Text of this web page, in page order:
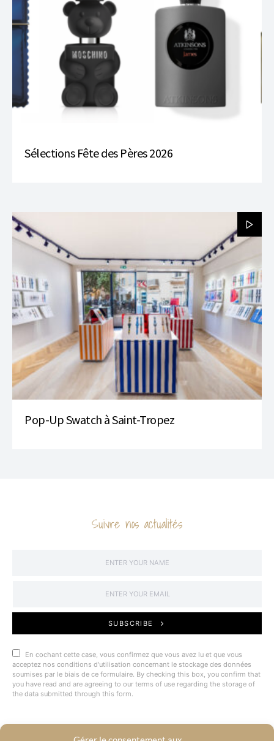
Sélections Fête des Pères 2026
Pop-Up Swatch à Saint-Tropez
Suivre nos actualités
SUBSCRIBE
En cochant cette case, vous confirmez que vous avez lu et que vous
acceptez nos conditions d'utilisation concernant le stockage des données
soumises par le biais de ce formulaire. By checking this box, you confirm that
you have read and are agreeing to our terms of use regarding the storage of
the data submitted through this form.
@BYRACKEL